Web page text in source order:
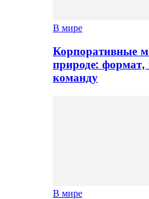
В мире
Корпоративные
природе: формат,
команду
В мире